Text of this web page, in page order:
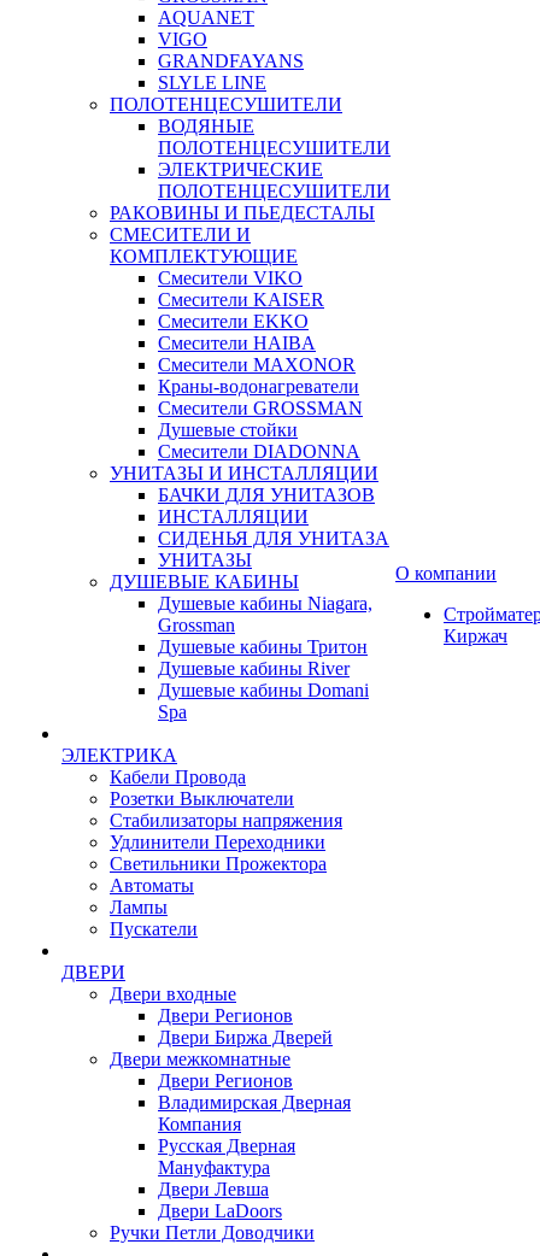
AQUANET
VIGO
GRANDFAYANS
SLYLE LINE
ПОЛОТЕНЦЕСУШИТЕЛИ
ВОДЯНЫЕ
ПОЛОТЕНЦЕСУШИТЕЛИ
ЭЛЕКТРИЧЕСКИЕ
ПОЛОТЕНЦЕСУШИТЕЛИ
РАКОВИНЫ И ПЬЕДЕСТАЛЫ
СМЕСИТЕЛИ И
КОМПЛЕКТУЮЩИЕ
Смесители VIKO
Смесители KAISER
Смесители EKKO
Смесители HAIBA
Смесители MAXONOR
Краны-водонагреватели
Смесители GROSSMAN
Душевые стойки
Смесители DIADONNA
УНИТАЗЫ И ИНСТАЛЛЯЦИИ
БАЧКИ ДЛЯ УНИТАЗОВ
ИНСТАЛЛЯЦИИ
СИДЕНЬЯ ДЛЯ УНИТАЗА
УНИТАЗЫ
ДУШЕВЫЕ КАБИНЫ
Душевые кабины Niagara,
Grossman
Душевые кабины Тритон
Душевые кабины River
Душевые кабины Domani
Spa
ЭЛЕКТРИКА
Кабели Провода
Розетки Выключатели
Стабилизаторы напряжения
Удлинители Переходники
Светильники Прожектора
Автоматы
Лампы
Пускатели
ДВЕРИ
Двери входные
Двери Регионов
Двери Биржа Дверей
Двери межкомнатные
Двери Регионов
Владимирская Дверная
Компания
Русская Дверная
Мануфактура
Двери Левша
Двери LaDoors
Ручки Петли Доводчики
О компании
Киржач